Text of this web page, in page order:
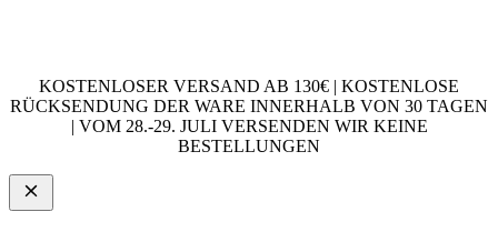
KOSTENLOSER VERSAND AB 130€ | KOSTENLOSE
RÜCKSENDUNG DER WARE INNERHALB VON 30 TAGEN
| VOM 28.-29. JULI VERSENDEN WIR KEINE
BESTELLUNGEN